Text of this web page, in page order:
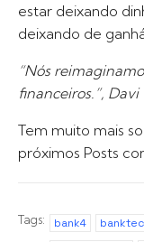
estar deixando
deixando de
“Nós
financeiros.”,
Tem muito mais
próximos Posts
Tags: bank4